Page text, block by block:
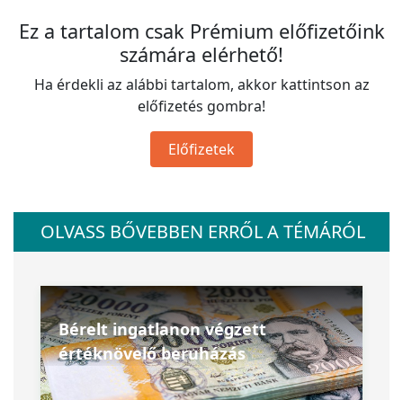
Ez a tartalom csak Prémium előfizetőink
számára elérhető!
Ha érdekli az alábbi tartalom, akkor kattintson az
előfizetés gombra!
Előfizetek
OLVASS BŐVEBBEN ERRŐL A TÉMÁRÓL
Bérelt ingatlanon végzett
értéknövelő beruházás